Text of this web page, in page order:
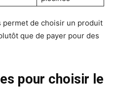
permet de choisir un produit
que de payer pour des
pour choisir le